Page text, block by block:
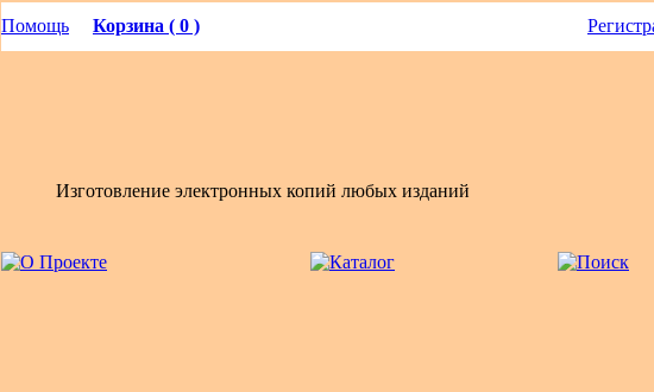
Помощь Корзина ( 0 )
Изготовление электронных копий любых изданий